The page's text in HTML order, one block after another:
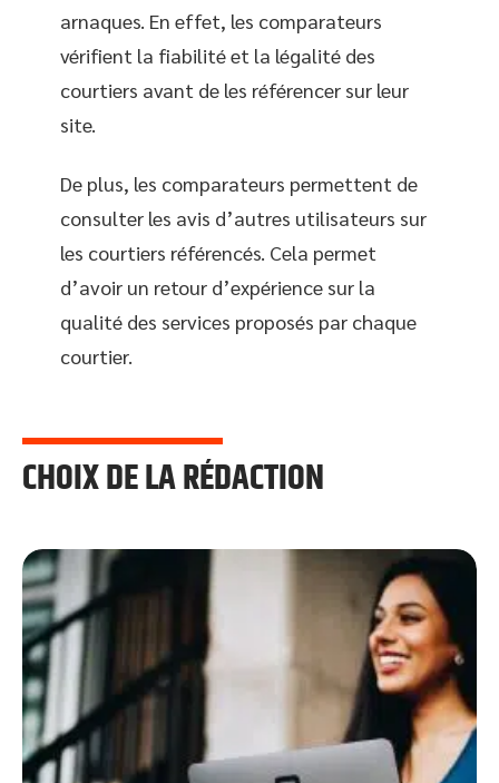
arnaques. En effet, les comparateurs
vérifient la fiabilité et la légalité des
courtiers avant de les référencer sur leur
site.
De plus, les comparateurs permettent de
consulter les avis d’autres utilisateurs sur
les courtiers référencés. Cela permet
d’avoir un retour d’expérience sur la
qualité des services proposés par chaque
courtier.
CHOIX DE LA RÉDACTION